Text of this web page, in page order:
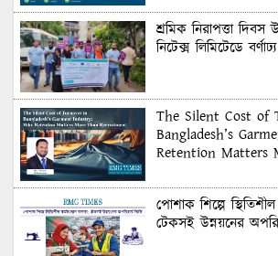
শ্রমিক নিরাপত্তা দিবস
নিটেক্স লিমিটেডে
The Silent Cost of
Bangladesh’s
Retention Matters
পোশাক শিল্পে স্থিতিশীল
টেকসই উন্নয়নের